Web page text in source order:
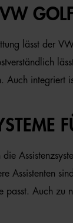
lässt der
Auch
die
Assistenten
passt. Auch zu